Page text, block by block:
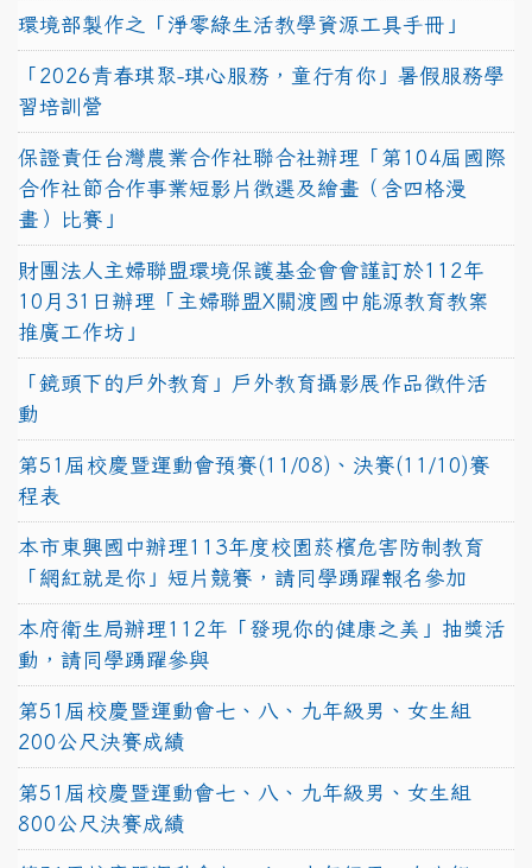
環境部製作之「淨零綠生活教學資源工具手冊」
「2026青春琪聚-琪心服務，童行有你」暑假服務學
習培訓營
保證責任台灣農業合作社聯合社辦理「第104屆國際
合作社節合作事業短影片徵選及繪畫（含四格漫
畫）比賽」
財團法人主婦聯盟環境保護基金會會謹訂於112年
10月31日辦理「主婦聯盟X關渡國中能源教育教案
推廣工作坊」
「鏡頭下的戶外教育」戶外教育攝影展作品徵件活
動
第51屆校慶暨運動會預賽(11/08)、決賽(11/10)賽
程表
本市東興國中辦理113年度校園菸檳危害防制教育
「網紅就是你」短片競賽，請同學踴躍報名參加
本府衛生局辦理112年「發現你的健康之美」抽獎活
動，請同學踴躍參與
第51屆校慶暨運動會七、八、九年級男、女生組
200公尺決賽成績
第51屆校慶暨運動會七、八、九年級男、女生組
800公尺決賽成績